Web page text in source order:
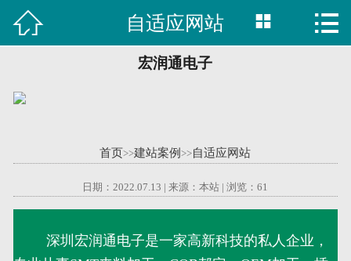
 首页
行业资讯
 自适应网站  
宏润通电子
首页>>建站案例>>自适应网站
日期：2022.07.13 | 来源：本站 | 浏览：61
深圳宏润通电子是一家高新科技的私人企业，